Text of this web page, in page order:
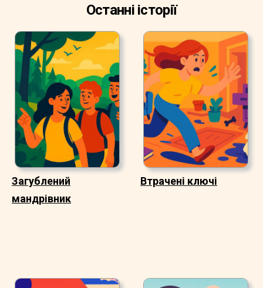
Останні історії
Загублений
мандрівник
Втрачені ключі